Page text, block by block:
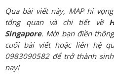
Qua bài viết này, MAP hi
tổng quan và chi tiết về
Singapore. Mời bạn điền
cuối bài viết hoặc liên hệ
0983090582 để trở thành
nay!